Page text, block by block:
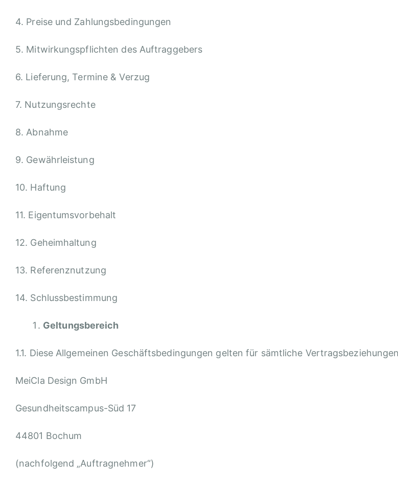
4. Preise und Zahlungsbedingungen
5. Mitwirkungspflichten des Auftraggebers
6. Lieferung, Termine & Verzug
7. Nutzungsrechte
8. Abnahme
9. Gewährleistung
10. Haftung
11. Eigentumsvorbehalt
12. Geheimhaltung
13. Referenznutzung
14. Schlussbestimmung
Geltungsbereich
1.1. Diese Allgemeinen Geschäftsbedingungen gelten für sämtliche
MeiCla Design GmbH
Gesundheitscampus-Süd 17
44801 Bochum
(nachfolgend „Auftragnehmer“)